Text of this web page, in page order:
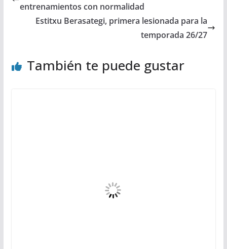
entrenamientos con normalidad
Estitxu Berasategi, primera lesionada para la
temporada 26/27
También te puede gustar